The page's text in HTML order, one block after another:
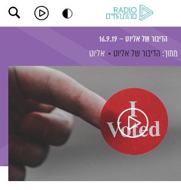
הדיבור של אליוט – 16.9.19
מתוך: הדיבור של אליוט אליוט